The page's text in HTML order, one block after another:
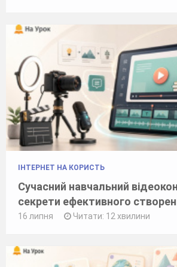
ІНТЕРНЕТ НА КОРИСТЬ
Сучасний навчальний
секрети ефективного
16 липня Читати: 12 хвилини